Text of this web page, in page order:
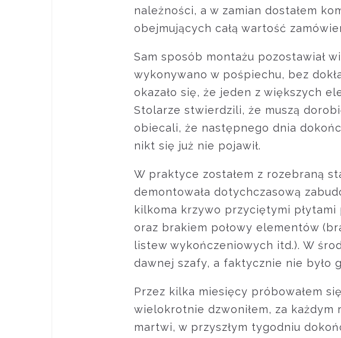
należności, a w zamian dostałem
obejmujących całą wartość
Sam sposób montażu pozostawiał
wykonywano w pośpiechu, bez
okazało się, że jeden z większych
Stolarze stwierdzili, że muszą
obiecali, że następnego dnia
nikt się już nie pojawił.
W praktyce zostałem z rozebraną
demontowała dotychczasową
kilkoma krzywo przyciętymi
oraz brakiem połowy elementów
listew wykończeniowych itd.). W
dawnej szafy, a faktycznie nie było
Przez kilka miesięcy próbowałem
wielokrotnie dzwoniłem, za każdym
martwi, w przyszłym tygodniu